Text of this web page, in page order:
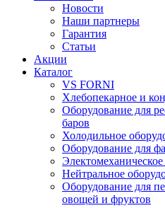
Новости
Наши партнеры
Гарантия
Статьи
Акции
Каталог
VS FORNI
Хлебопекарное и
Оборудование для
баров
Холодильное
Оборудование для
Нейтральное
Оборудование для
овощей и фруктов